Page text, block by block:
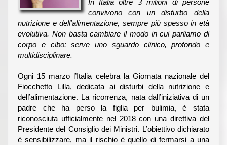
In Italia oltre 3 milioni di persone
convivono con un disturbo della
nutrizione e dell’alimentazione, sempre più spesso in età
evolutiva. Non basta cambiare il modo in cui parliamo di
corpo e cibo: serve uno sguardo clinico, profondo e
multidisciplinare.
Ogni 15 marzo l’Italia celebra la Giornata nazionale del
Fiocchetto Lilla, dedicata ai disturbi della nutrizione e
dell’alimentazione. La ricorrenza, nata dall’iniziativa di un
padre che ha perso la figlia per bulimia, è stata
riconosciuta ufficialmente nel 2018 con una direttiva del
Presidente del Consiglio dei Ministri. L’obiettivo dichiarato
è sensibilizzare, ma il rischio è quello di fermarsi a una